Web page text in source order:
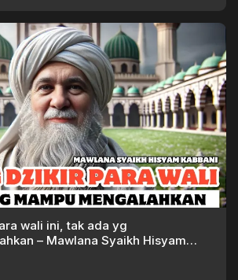
wali ini, tak ada yg
– Mawlana Syaikh Hisyam